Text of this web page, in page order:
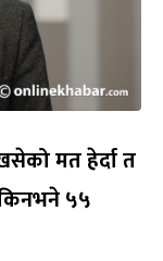
मत हेर्दा त
५५